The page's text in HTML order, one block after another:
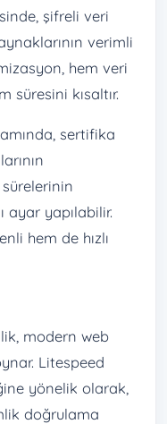
şifreli veri
verimli
hem veri
süresini kısaltır.
sertifika
ayar yapılabilir.
hem de hızlı
modern web
Litespeed
yönelik olarak,
doğrulama